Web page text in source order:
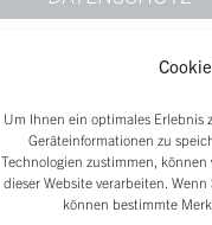
Um Ihnen ein optimales Erlebnis
Geräteinformationen zu
Technologien zustimmen,
dieser Website verarbeiten.
können bestimmte